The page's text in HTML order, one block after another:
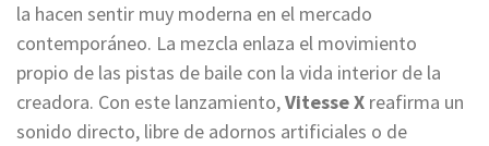
la hacen sentir muy moderna en el mercado
contemporáneo. La mezcla enlaza el movimiento
propio de las pistas de baile con la vida interior de la
creadora. Con este lanzamiento,Vitesse X reafirma un
sonido directo, libre de adornos artificiales o de